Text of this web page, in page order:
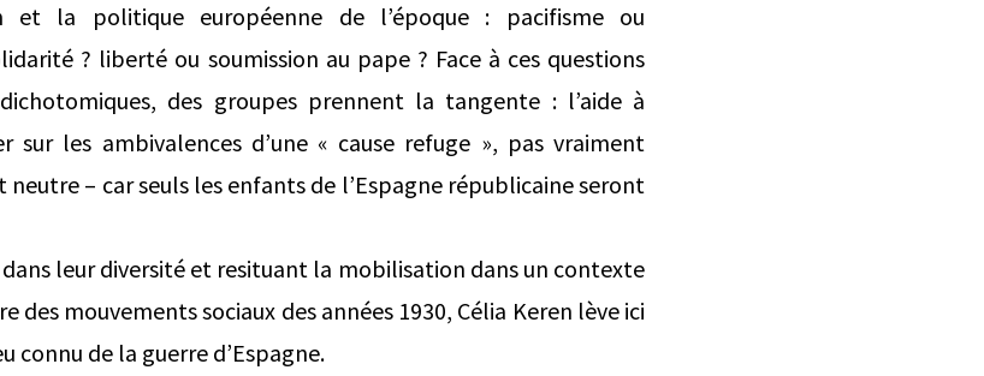
et la politique européenne de l’époque : pacifisme ou
? liberté ou soumission au pape ? Face à ces questions
des groupes prennent la tangente : l’aide à
sur les ambivalences d’une « cause refuge », pas vraiment
– car seuls les enfants de l’Espagne républicaine seront
dans leur diversité et resituant la mobilisation dans un contexte
des mouvements sociaux des années 1930, Célia Keren lève ici
connu de la guerre d’Espagne.